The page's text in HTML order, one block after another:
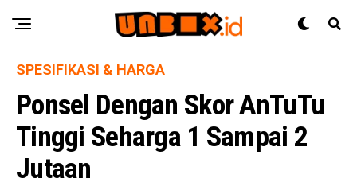
SPESIFIKASI & HARGA
Ponsel Dengan Skor AnTuTu
Tinggi Seharga 1 Sampai 2
Jutaan